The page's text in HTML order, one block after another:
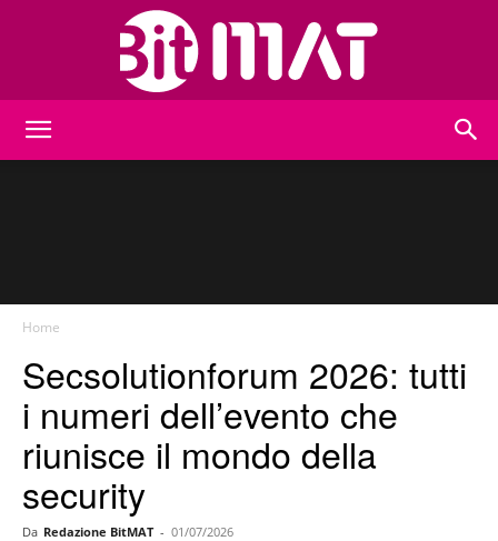
Home
Secsolutionforum 2026: tutti
i numeri dell’evento che
riunisce il mondo della
security
Da Redazione BitMAT - 01/07/2026